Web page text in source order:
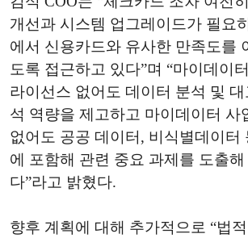
개선과 시스템 업그레이드가 필요
에서 신용카드와 유사한 만족도를
도록 접근하고 있다”며 “마이데이
라이선스 없어도 데이터 분석 및
석 역량을 제고하고 마이데이터 사
없어도 공공 데이터, 비식별데이터
에 포함해 관련 중요 과제를 도출해
다”라고 밝혔다.
향후 계획에 대해 추가적으로 “법